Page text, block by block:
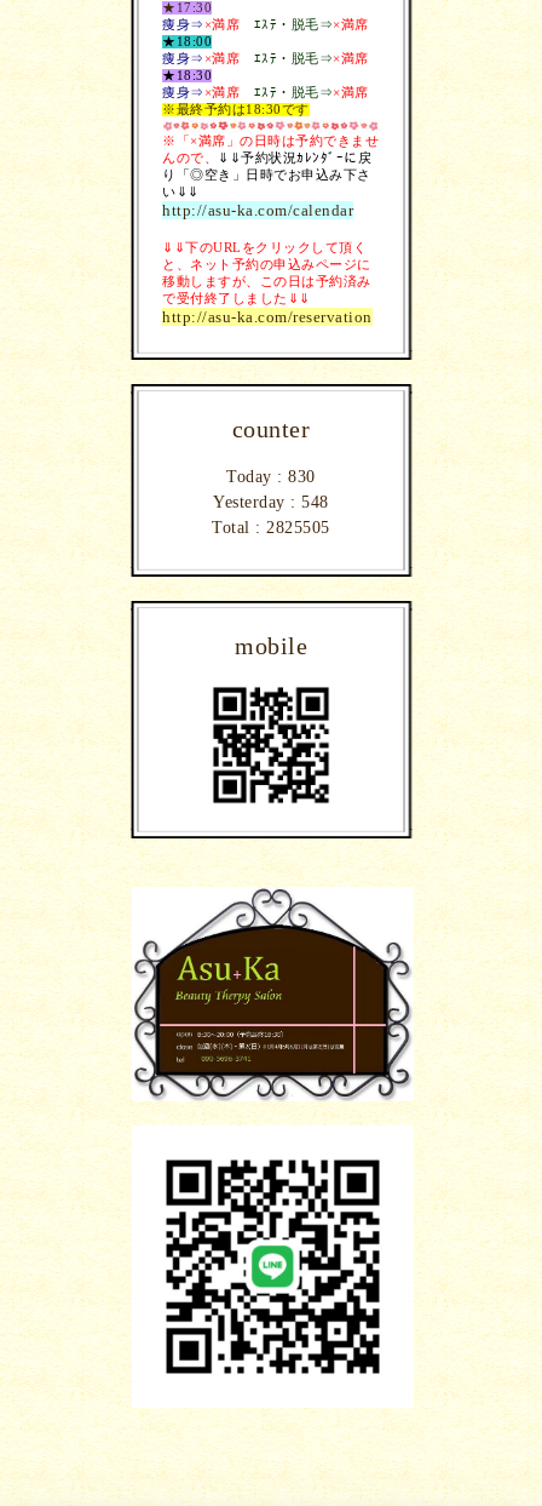
★17:30
痩身⇒ ×満席 ｴｽﾃ・脱毛⇒×満席
★18:00
痩身⇒ ×満席 ｴｽﾃ・脱毛⇒×満席
★18:30
痩身⇒ ×満席 ｴｽﾃ・脱毛⇒×満席
※最終予約は18:30です
※「×満席」の日時は予約できませ
んので、
⇓⇓予約状況ｶﾚﾝﾀﾞｰに戻
り「◎空き」日時でお申込み下さ
い⇓⇓
http://asu-ka.com/calendar
⇓⇓下のURLをクリックして頂く
と、ネット予約の申込みページに
移動しますが、この日は予約済み
で受付終了しました⇓⇓
http://asu-ka.com/reservation
counter
Today :830
Yesterday :548
Total :2825505
mobile